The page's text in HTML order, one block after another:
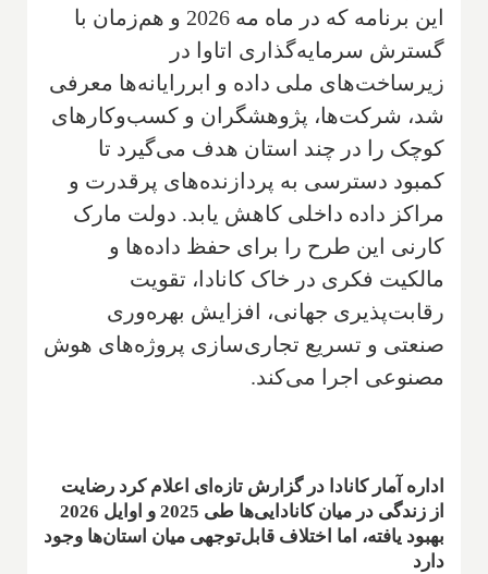
این برنامه که در ماه مه 2026 و هم‌زمان با
گسترش سرمایه‌گذاری اتاوا در
زیرساخت‌های ملی داده و ابررایانه‌ها معرفی
شد، شرکت‌ها، پژوهشگران و کسب‌وکارهای
کوچک را در چند استان هدف می‌گیرد تا
کمبود دسترسی به پردازنده‌های پرقدرت و
مراکز داده داخلی کاهش یابد. دولت مارک
کارنی این طرح را برای حفظ داده‌ها و
مالکیت فکری در خاک کانادا، تقویت
رقابت‌پذیری جهانی، افزایش بهره‌وری
صنعتی و تسریع تجاری‌سازی پروژه‌های هوش
مصنوعی اجرا می‌کند.
اداره آمار کانادا در گزارش تازه‌ای اعلام کرد رضایت
از زندگی در میان کانادایی‌ها طی 2025 و اوایل 2026
بهبود یافته، اما اختلاف قابل‌توجهی میان استان‌ها وجود
دارد